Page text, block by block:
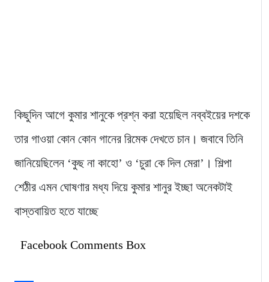
কিছুদিন আগে কুমার শানুকে প্রশ্ন করা হয়েছিল নব্বইয়ের দশকে
তার গাওয়া কোন কোন গানের রিমেক দেখতে চান। জবাবে তিনি
জানিয়েছিলেন ‘কুছ না কাহো’ ও ‘চুরা কে দিল মেরা’। শিল্পা
শেঠীর এমন ঘোষণার মধ্য দিয়ে কুমার শানুর ইচ্ছা অনেকটাই
বাস্তবায়িত হতে যাচ্ছে
Facebook Comments Box